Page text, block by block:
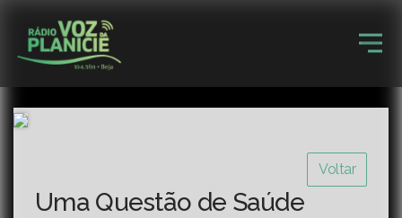
Voltar
Uma Questão de Saúde